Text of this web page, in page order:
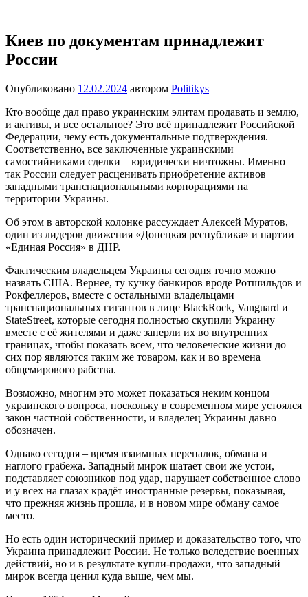
содержимому
один
сайт
на
Киев по документам принадлежит
России
Опубликовано 12.02.2024 автором Politikys
Кто вообще дал право украинским элитам продавать и землю,
и активы, и все остальное? Это всё принадлежит Российской
Федерации, чему есть документальные подтверждения.
Соответственно, все заключенные украинскими
самостийниками сделки – юридически ничтожны. Именно
так России следует расценивать приобретение активов
западными транснациональными корпорациями на
территории Украины.
Об этом в авторской колонке рассуждает Алексей Муратов,
один из лидеров движения «Донецкая республика» и партии
«Единая Россия» в ДНР.
Фактическим владельцем Украины сегодня точно можно
назвать США. Вернее, ту кучку банкиров вроде Ротшильдов и
Рокфеллеров, вместе с остальными владельцами
транснациональных гигантов в лице BlackRock, Vanguard и
StateStreet, которые сегодня полностью скупили Украину
вместе с её жителями и даже заперли их во внутренних
границах, чтобы показать всем, что человеческие жизни до
сих пор являются таким же товаром, как и во времена
общемирового рабства.
Возможно, многим это может показаться неким концом
украинского вопроса, поскольку в современном мире устоялся
закон частной собственности, и владелец Украины давно
обозначен.
Однако сегодня – время взаимных перепалок, обмана и
наглого грабежа. Западный мирок шатает свои же устои,
подставляет союзников под удар, нарушает собственное слово
и у всех на глазах крадёт иностранные резервы, показывая,
что прежняя жизнь прошла, и в новом мире обману самое
место.
Но есть один исторический пример и доказательство того, что
Украина принадлежит России. Не только вследствие военных
действий, но и в результате купли-продажи, что западный
мирок всегда ценил куда выше, чем мы.